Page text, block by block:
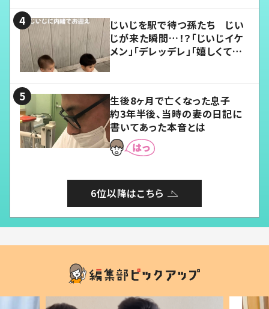
じいじを駅で待つ孫たち じい
じが来た瞬間…！？「じいじイケ
メン」「デレッデレ」「嬉しくて可
生後8ヶ月で亡くなった息子
約3年半後、当時の妻の日記に
書いてあった本音とは
6位以降はこちら